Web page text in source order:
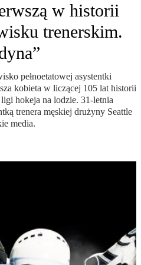
w historii
trenerskim.
pełnoetatowej asystentki
kobieta w liczącej 105 lat historii
hokeja na lodzie. 31-letnia
trenera męskiej drużyny Seattle
media.